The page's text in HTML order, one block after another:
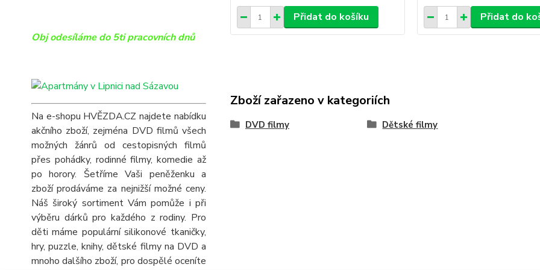
Obj odesíláme do 5ti pracovních dnů
Na e-shopu HVĚZDA.CZ najdete nabídku
akčního zboží, zejména DVD filmů všech
možných žánrů od cestopisných filmů
přes pohádky, rodinné filmy, komedie až
po horory. Šetříme Vaši peněženku a
zboží prodáváme za nejnižší možné ceny.
Náš široký sortiment Vám pomůže i při
výběru dárků pro každého z rodiny. Pro
děti máme populární silikonové tkaničky,
hry, puzzle, knihy, dětské filmy na DVD a
mnoho dalšího zboží, pro dospělé oceníte
Přidat do košíku Přidat do
Zboží zařazeno v kategoriích
DVD filmy Dětské filmy